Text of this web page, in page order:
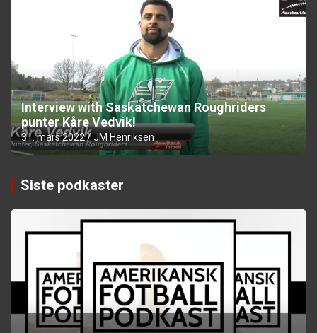
Interview with Saskatchewan Roughriders
punter Kåre Vedvik!
31. mars 2022 JM Henriksen
Siste podkaster